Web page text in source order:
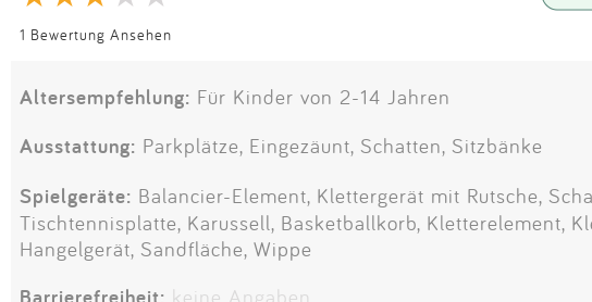
1 Bewertung Ansehen
Altersempfehlung: Für Kinder von 2-14 Jahren
Ausstattung: Parkplätze, Eingezäunt, Schatten, Sitzbänke
Spielgeräte: Balancier-Element, Klettergerät mit Rutsche,
Tischtennisplatte, Karussell, Basketballkorb, Kletterelement,
Hangelgerät, Sandfläche, Wippe
Barrierefreiheit: keine Angaben